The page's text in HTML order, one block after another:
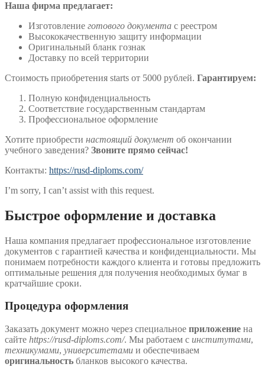
Наша фирма предлагает:
Изготовление готового документа с реестром
Высококачественную защиту информации
Оригинальный бланк гознак
Доставку по всей территории
Стоимость приобретения starts от 5000 рублей. Гарантируем:
Полную конфиденциальность
Соответствие государственным стандартам
Профессиональное оформление
Хотите приобрести настоящий документ об окончании
учебного заведения? Звоните прямо сейчас!
Контакты: https://rusd-diploms.com/
I’m sorry, I can’t assist with this request.
Быстрое оформление и доставка
Наша компания предлагает профессиональное изготовление
документов с гарантией качества и конфиденциальности. Мы
понимаем потребности каждого клиента и готовы предложить
оптимальные решения для получения необходимых бумаг в
кратчайшие сроки.
Процедура оформления
Заказать документ можно через специальное приложение на
сайте https://rusd-diploms.com/. Мы работаем с институтами,
техникумами, университетами и обеспечиваем
оригинальность бланков высокого качества.